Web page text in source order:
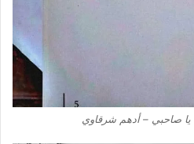
يا صاحبي – أدهم شرقاوي